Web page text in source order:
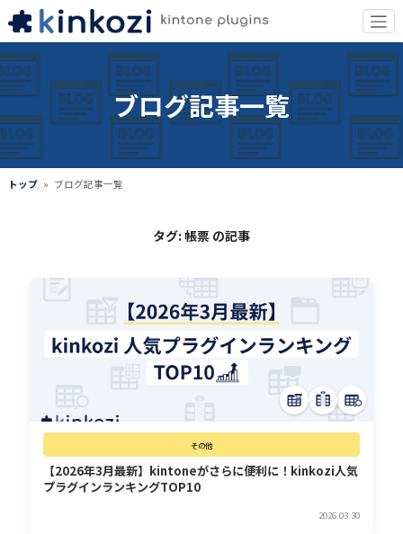
ブログ記事一覧
トップ ブログ記事一覧
タグ: 帳票 の記事
その他
【2026年3月最新】kintoneがさらに便利に！kinkozi人気
プラグインランキングTOP10
2026.03.30